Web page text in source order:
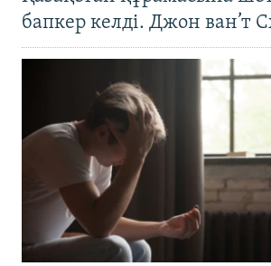
бапкер келді. Джон ван’т